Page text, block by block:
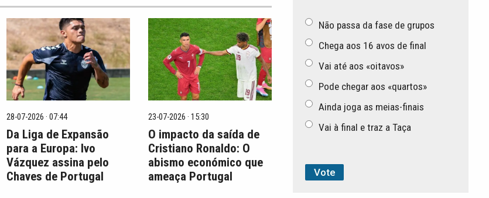
28-07-2026 · 07:44
Da Liga de Expansão
para a Europa: Ivo
Vázquez assina pelo
Chaves de Portugal
23-07-2026 · 15:30
O impacto da saída de
Cristiano Ronaldo: O
abismo económico que
ameaça Portugal
Não passa da fase de grupos
Chega aos 16 avos de final
Vai até aos «oitavos»
Pode chegar aos «quartos»
Ainda joga as meias-finais
Vai à final e traz a Taça